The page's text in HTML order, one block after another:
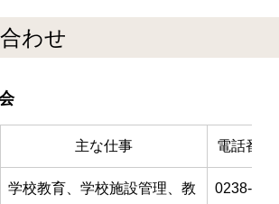
わせ
主な仕事 電話番号
学校教育、学校施設管理、教
0238-85-